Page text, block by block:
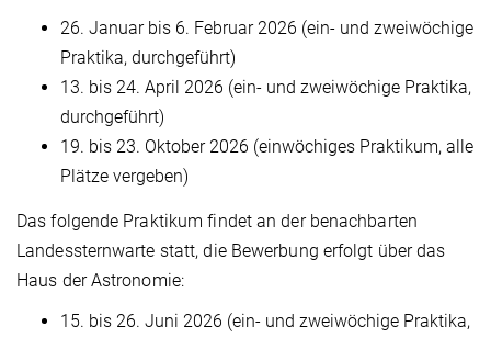
26. Januar bis 6. Februar 2026 (ein- und zweiwöchige
Praktika, durchgeführt)
13. bis 24. April 2026 (ein- und zweiwöchige Praktika,
durchgeführt)
19. bis 23. Oktober 2026 (einwöchiges Praktikum, alle
Plätze vergeben)
Das folgende Praktikum findet an der benachbarten
Landessternwarte statt, die Bewerbung erfolgt über das
Haus der Astronomie:
15. bis 26. Juni 2026 (ein- und zweiwöchige Praktika,